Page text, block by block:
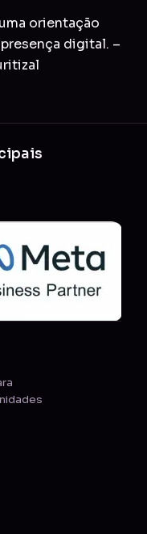
orientação
digital. –